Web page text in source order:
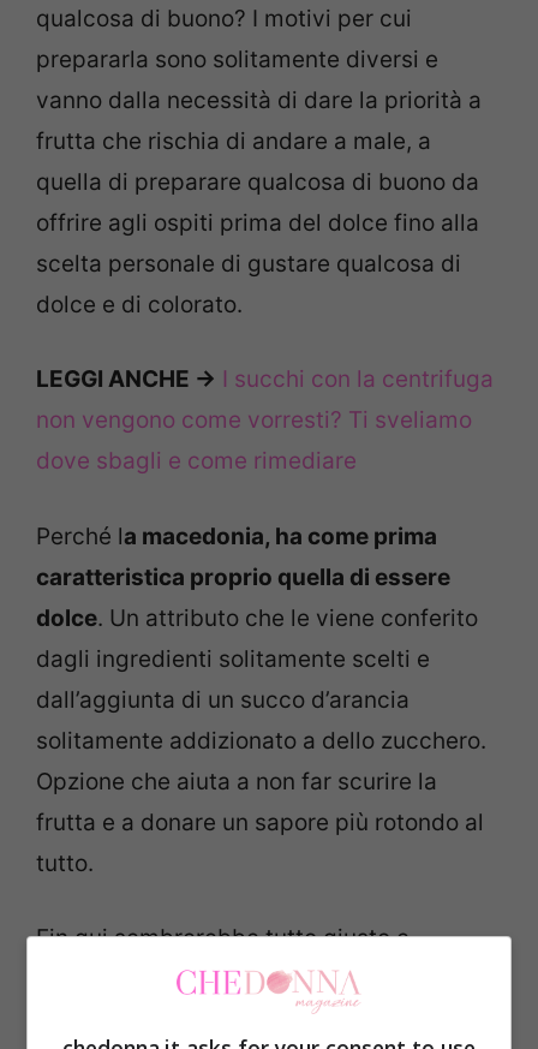
qualcosa di buono? I motivi per cui
prepararla sono solitamente diversi e
vanno dalla necessità di dare la priorità a
frutta che rischia di andare a male, a
quella di preparare qualcosa di buono da
offrire agli ospiti prima del dolce fino alla
scelta personale di gustare qualcosa di
dolce e di colorato.
LEGGI ANCHE -> I succhi con la centrifuga
non vengono come vorresti? Ti sveliamo
dove sbagli e come rimediare
Perché la macedonia, ha come prima
caratteristica proprio quella di essere
dolce. Un attributo che le viene conferito
dagli ingredienti solitamente scelti e
dall’aggiunta di un succo d’arancia
solitamente addizionato a dello zucchero.
Opzione che aiuta a non far scurire la
frutta e a donare un sapore più rotondo al
tutto.
Fin qui sembrerebbe tutto giusto e
perfetto. Purtroppo, però, a detta degli
esperti non è affatto così. Sembra infatti